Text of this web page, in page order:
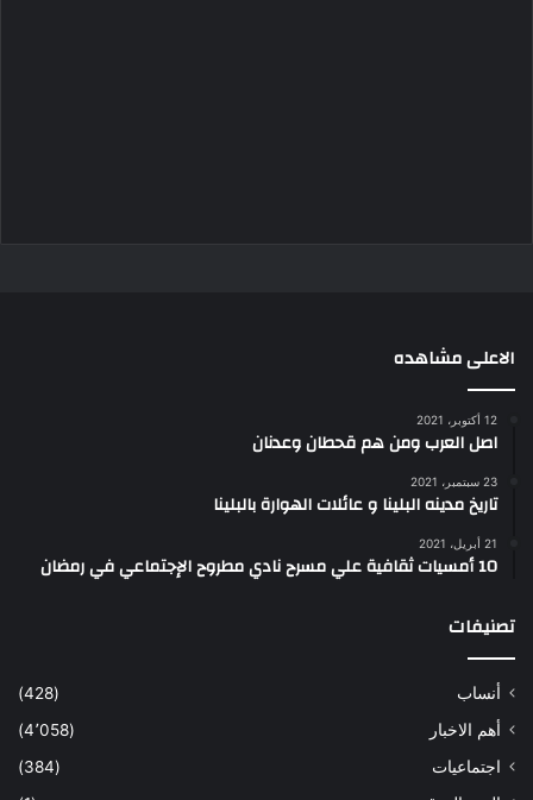
الاعلى مشاهده
12 أكتوبر، 2021
اصل العرب ومن هم قحطان وعدنان
23 سبتمبر، 2021
تاريخ مدينه البلينا و عائلات الهوارة بالبلينا
21 أبريل، 2021
10 أمسيات ثقافية علي مسرح نادي مطروح الإجتماعي في رمضان
تصنيفات
أنساب
(428)
أهم الاخبار
(4٬058)
اجتماعيات
(384)